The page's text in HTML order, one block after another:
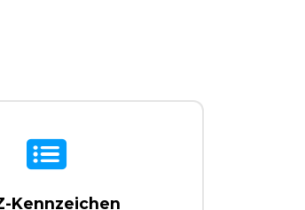
Kennzeichen